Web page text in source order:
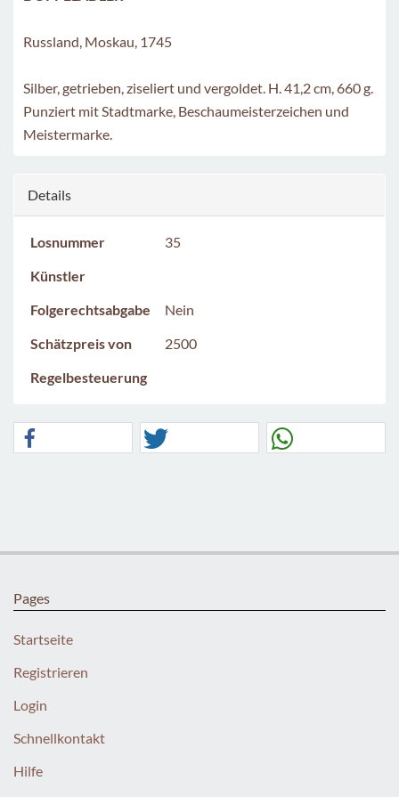
Russland, Moskau, 1745
Silber, getrieben, ziseliert und vergoldet. H. 41,2 cm, 660 g.
Punziert mit Stadtmarke, Beschaumeisterzeichen und
Meistermarke.
Details
Losnummer
35
Künstler
Folgerechtsabgabe
Nein
Schätzpreis von
2500
Regelbesteuerung
Pages
Startseite
Registrieren
Login
Schnellkontakt
Hilfe